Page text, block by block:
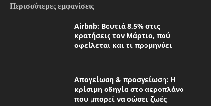
Περισσότερες εμφανίσεις
Airbnb: Βουτιά 8,5% στις
κρατήσεις τον Μάρτιο, πού
οφείλεται και τι προμηνύει
Απογείωση & προσγείωση: Η
κρίσιμη οδηγία στο αεροπλάνο
που μπορεί να σώσει ζωές